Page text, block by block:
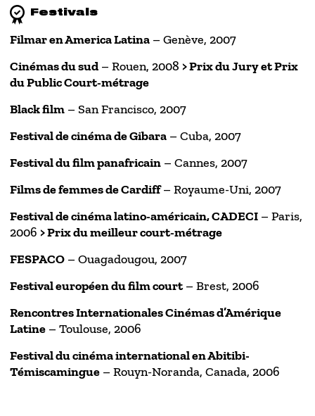
Festivals
Filmar en America Latina – Genève, 2007
Cinémas du sud – Rouen, 2008 > Prix du Jury et Prix
du Public Court-métrage
Black film – San Francisco, 2007
Festival de cinéma de Gibara – Cuba, 2007
Festival du film panafricain – Cannes, 2007
Films de femmes de Cardiff– Royaume-Uni, 2007
Festival de cinéma latino-américain, CADECI – Paris,
2006 > Prix du meilleur court-métrage
FESPACO – Ouagadougou, 2007
Festival européen du film court– Brest, 2006
Rencontres Internationales Cinémas d’Amérique
Latine – Toulouse, 2006
Festival du cinéma international en Abitibi-
Témiscamingue – Rouyn-Noranda, Canada, 2006